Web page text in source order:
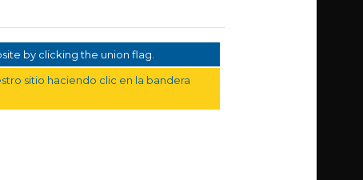
by clicking the union flag.
sitio haciendo clic en la bandera